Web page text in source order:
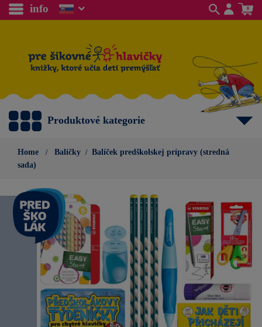
info 0
Produktové kategorie
Home Balíčky
Balíček predškolskej prípravy (stredná
sada)